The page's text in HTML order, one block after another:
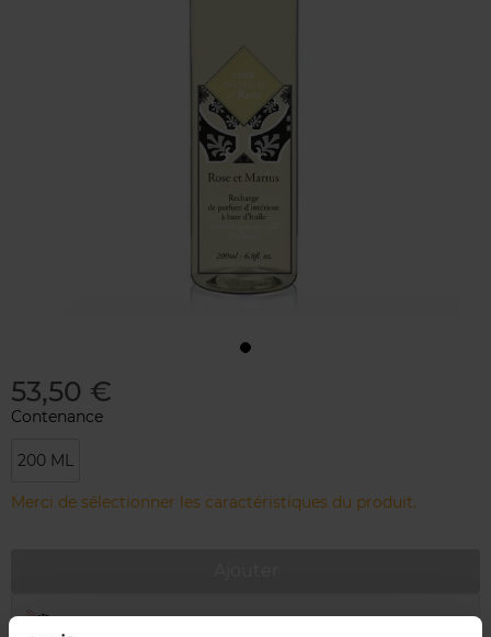
53,50 €
Contenance
200 ML
Merci de sélectionner les caractéristiques du produit.